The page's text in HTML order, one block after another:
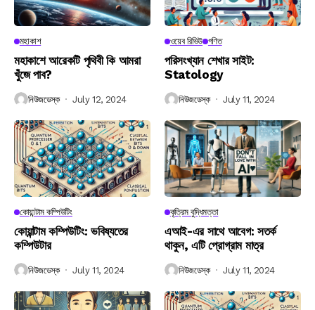
মহাকাশ
মহাকাশে আরেকটি পৃথিবী কি আমরা
খুঁজে পাব?
নিউজডেস্ক July 12, 2024
ওয়েব রিভিউ গণিত
পরিসংখ্যান শেখার সাইট:
Statology
নিউজডেস্ক July 11, 2024
কোয়ান্টাম কম্পিউটিং
কোয়ান্টাম কম্পিউটিং: ভবিষ্যতের
কম্পিউটার
নিউজডেস্ক July 11, 2024
কৃত্রিম বুদ্ধিমত্তা
এআই-এর সাথে আবেগ: সতর্ক
থাকুন, এটি প্রোগ্রাম মাত্র
নিউজডেস্ক July 11, 2024